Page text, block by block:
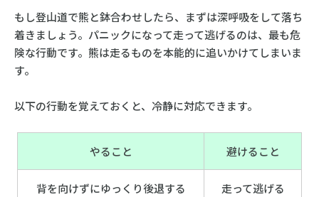
もし登山道で熊と鉢合わせしたら、まずは深呼吸をして落ち
着きましょう。パニックになって走って逃げるのは、最も危
険な行動です。熊は走るものを本能的に追いかけてしまいま
す。
以下の行動を覚えておくと、冷静に対応できます。
やること 避けること
背を向けずにゆっくり後退する 走って逃げる